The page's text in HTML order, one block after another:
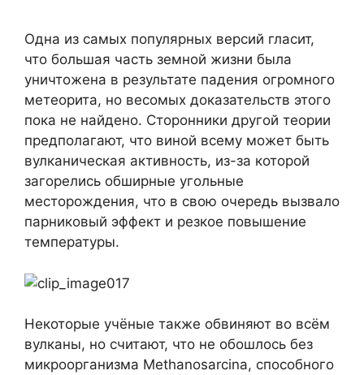
Одна из самых популярных версий гласит,
что большая часть земной жизни была
уничтожена в результате падения огромного
метеорита, но весомых доказательств этого
пока не найдено. Сторонники другой теории
предполагают, что виной всему может быть
вулканическая активность, из-за которой
загорелись обширные угольные
месторождения, что в свою очередь вызвало
парниковый эффект и резкое повышение
температуры.
Некоторые учёные также обвиняют во всём
вулканы, но считают, что не обошлось без
микроорганизма Methanosarcina, способного